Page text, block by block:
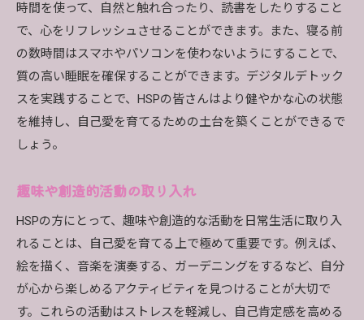
時間を使って、自然と触れ合ったり、読書をしたりすること
で、心をリフレッシュさせることができます。また、寝る前
の数時間はスマホやパソコンを使わないようにすることで、
質の高い睡眠を確保することができます。デジタルデトック
スを実践することで、HSPの皆さんはより健やかな心の状態
を維持し、自己愛を育てるための土台を築くことができるで
しょう。
趣味や創造的活動の取り入れ
HSPの方にとって、趣味や創造的な活動を日常生活に取り入
れることは、自己愛を育てる上で極めて重要です。例えば、
絵を描く、音楽を演奏する、ガーデニングをするなど、自分
が心から楽しめるアクティビティを見つけることが大切で
す。これらの活動はストレスを軽減し、自己肯定感を高める